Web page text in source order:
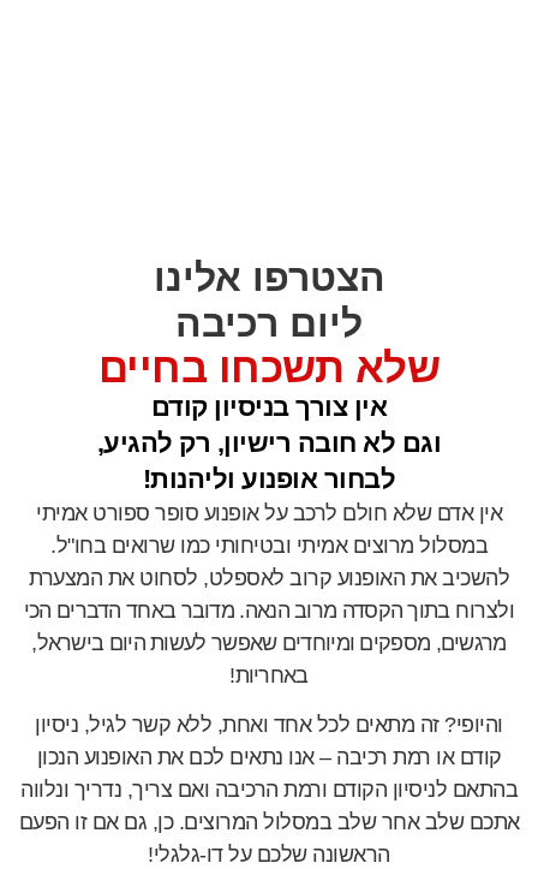
הצטרפו אלינו
ליום רכיבה
שלא תשכחו בחיים
אין צורך בניסיון קודם
וגם לא חובה רישיון, רק להגיע,
לבחור אופנוע וליהנות!
אין אדם שלא חולם לרכב על אופנוע סופר ספורט אמיתי
במסלול מרוצים אמיתי ובטיחותי כמו שרואים בחו"ל.
להשכיב את האופנוע קרוב לאספלט, לסחוט את המצערת
ולצרוחבתוך הקסדה מרוב הנאה. מדובר באחד הדברים הכי
מרגשים, מספקים ומיוחדים שאפשר לעשות היום בישראל,
באחריות!
והיופי? זה מתאים לכל אחד ואחת, ללא קשר לגיל, ניסיון
קודם או רמת רכיבה – אנו נתאים לכם את האופנוע הנכון
בהתאם לניסיון הקודם ורמת הרכיבה ואם צריך, נדריך ונלווה
אתכם שלב אחר שלב במסלול המרוצים. כן, גם אם זו הפעם
הראשונה שלכם על דו-גלגלי!